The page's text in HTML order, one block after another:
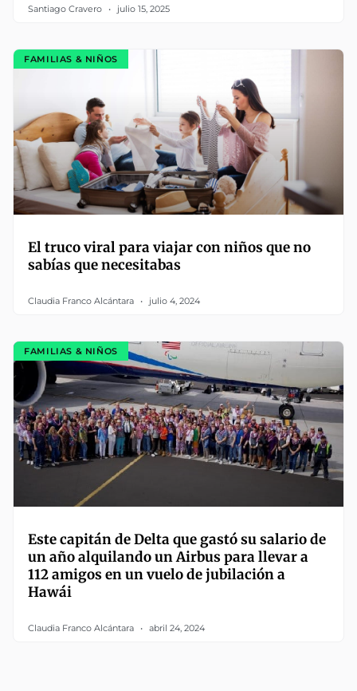
Santiago Cravero julio 15, 2025
FAMILIAS & NIÑOS
El truco viral para viajar con niños que no
sabías que necesitabas
Claudia Franco Alcántara julio 4, 2024
FAMILIAS & NIÑOS
Este capitán de Delta que gastó su salario de
un año alquilando un Airbus para llevar a
112 amigos en un vuelo de jubilación a
Hawái
Claudia Franco Alcántara abril 24, 2024